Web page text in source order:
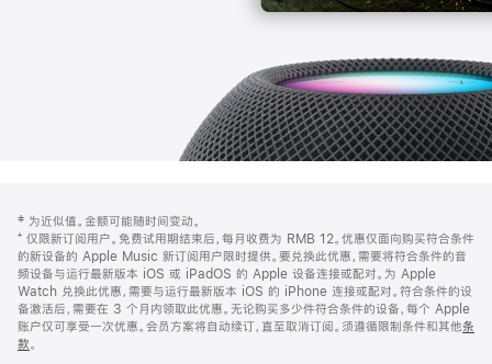
页
页
脚
注
‡ 为近似值。金额可能随时间变动。
⁺ 仅限新订阅用户。免费试用期结束后，每月收费为 RMB 12。优惠仅面向购买符合条件
的新设备的 Apple Music 新订阅用户限时提供。要兑换此优惠，需要将符合条件的音
频设备与运行最新版本 iOS 或 iPadOS 的 Apple 设备连接或配对。为 Apple
Watch 兑换此优惠，需要与运行最新版本 iOS 的 iPhone 连接或配对。符合条件的设
备激活后，需要在 3 个月内领取此优惠。无论购买多少件符合条件的设备，每个 Apple
账户仅可享受一次优惠。会员方案将自动续订，直至取消订阅。须遵循限制条件和其他条
款。